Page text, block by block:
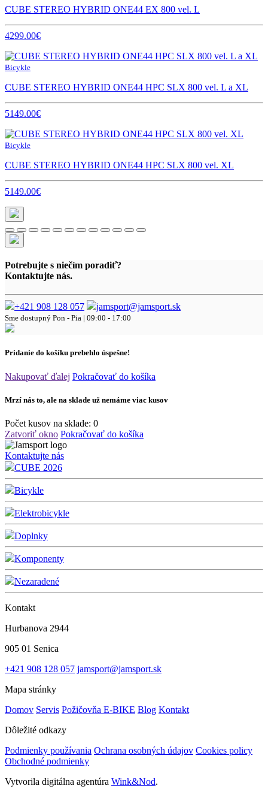
CUBE STEREO HYBRID ONE44 EX 800 vel. L
4299.00€
Bicykle
CUBE STEREO HYBRID ONE44 HPC SLX 800 vel. L a XL
5149.00€
Bicykle
CUBE STEREO HYBRID ONE44 HPC SLX 800 vel. XL
5149.00€
Potrebujte s niečím poradiť?
Kontaktujte nás.
+421 908 128 057 jamsport@jamsport.sk
Sme dostupný Pon - Pia | 09:00 - 17:00
Pridanie do košíku prebehlo úspešne!
Nakupovať ďalej Pokračovať do košíka
Mrzí nás to, ale na sklade už nemáme viac kusov
Počet kusov na sklade: 0
Zatvoriť okno Pokračovať do košíka
Kontaktujte nás
CUBE 2026
Bicykle
Elektrobicykle
Doplnky
Komponenty
Nezaradené
Kontakt
Hurbanova 2944
905 01 Senica
+421 908 128 057 jamsport@jamsport.sk
Mapa stránky
Domov Servis Požičovňa E-BIKE Blog Kontakt
Dôležité odkazy
Podmienky používania Ochrana osobných údajov Cookies policy
Obchodné podmienky
Vytvorila digitálna agentúra Wink&Nod.